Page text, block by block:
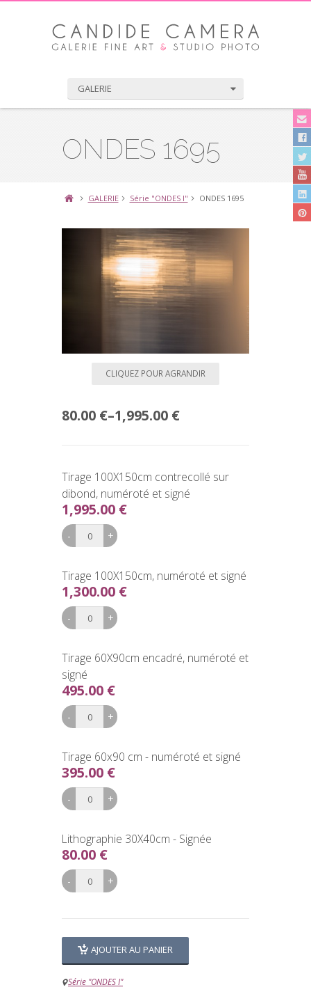
GALERIE
ONDES 1695
GALERIE Série "ONDES I" ONDES 1695
CLIQUEZ POUR AGRANDIR
80.00 €–1,995.00 €
Tirage 100X150cm contrecollé sur
dibond, numéroté et signé
1,995.00 €
Tirage 100X150cm, numéroté et signé
1,300.00 €
Tirage 60X90cm encadré, numéroté et
signé
495.00 €
Tirage 60x90 cm - numéroté et signé
395.00 €
Lithographie 30X40cm - Signée
80.00 €
AJOUTER AU PANIER
Série "ONDES I"